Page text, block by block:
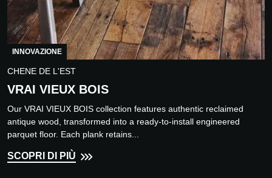
INNOVAZIONE
CHENE DE L'EST
VRAI VIEUX BOIS
Our VRAI VIEUX BOIS collection features authentic reclaimed
antique wood, transformed into a ready-to-install engineered
parquet floor. Each plank retains...
SCOPRI DI PIÙ